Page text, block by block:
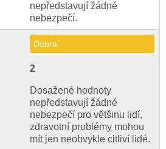
nepředstavují žádné
nebezpečí.
Dobrá
2
Dosažené hodnoty
nepředstavují žádné
nebezpečí pro většinu lidí,
zdravotní problémy mohou
mít jen neobvykle citliví lidé.